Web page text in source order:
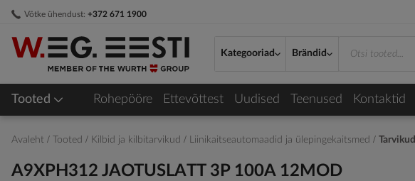
Võtke ühendust: +372 671 1900
Skip
Content
Kategooriad
Brändid
Tooted Rohepööre Ettevõttest Uudised Teenused Kontaktid
Avaleht Tooted Kilbid ja kilbitarvikud Liinikaitseautomaadid ja ülepingekaitsmed Tarvikud
A9XPH312 JAOTUSLATT 3P 100A 12MOD